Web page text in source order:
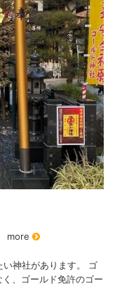
more
神社があります。 ゴ
、ゴールド免許のゴー